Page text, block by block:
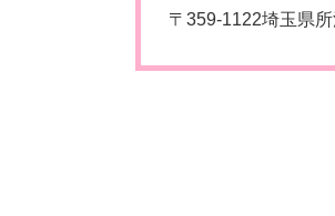
〒359-1122埼玉県